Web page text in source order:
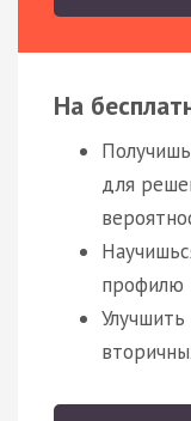
На
для
профилю
Улучшить